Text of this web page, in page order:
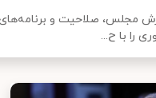
مجلس، صلاحیت و
را با ح...